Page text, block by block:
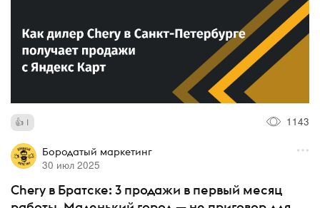
1 1143
Бородатый маркетинг
30 июл 2025
Chery в Братске: 3 продажи в первый месяц